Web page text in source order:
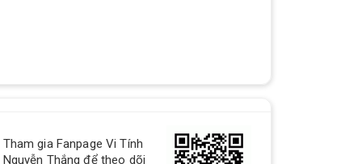
Tham gia Fanpage Vi Tính
Nguyễn Thắng để theo dõi
in 9 Games | 1080p, 1440p
RTX 3060 vs RTX 2060 // Test in 9